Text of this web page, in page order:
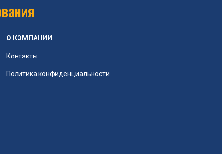
О КОМПАНИИ
Контакты
Политика конфиденциальности